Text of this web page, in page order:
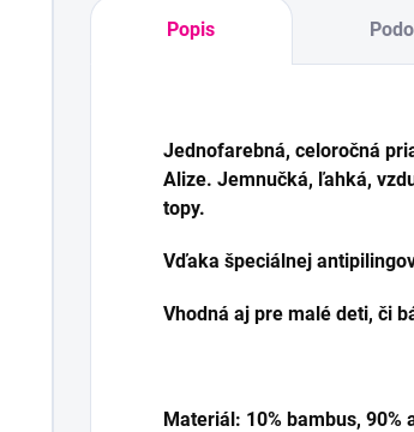
Popis
Jednofarebná, celoročná
Alize. Jemnučká, ľahká,
topy.
Vďaka špeciálnej
Vhodná aj pre malé deti, či
Materiál: 10% bambus, 90%